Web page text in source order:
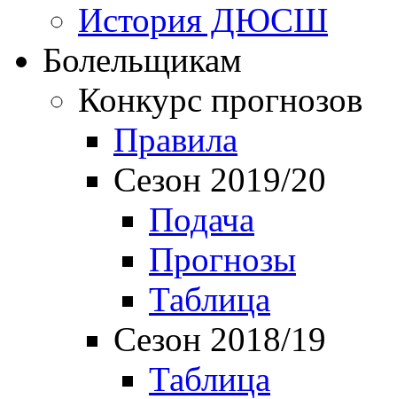
История ДЮСШ
Болельщикам
Конкурс прогнозов
Правила
Сезон 2019/20
Подача
Прогнозы
Таблица
Сезон 2018/19
Таблица